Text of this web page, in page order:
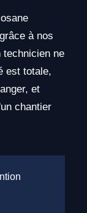
à nos
technicien ne
est totale,
et
chantier